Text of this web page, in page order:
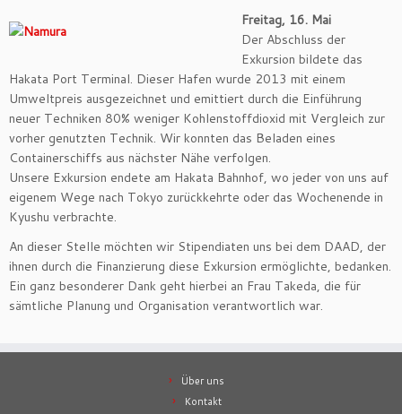
Freitag, 16. Mai
Der Abschluss der
Exkursion bildete das
Hakata Port Terminal. Dieser Hafen wurde 2013 mit einem
Umweltpreis ausgezeichnet und emittiert durch die Einführung
neuer Techniken 80% weniger Kohlenstoffdioxid mit Vergleich zur
vorher genutzten Technik. Wir konnten das Beladen eines
Containerschiffs aus nächster Nähe verfolgen.
Unsere Exkursion endete am Hakata Bahnhof, wo jeder von uns auf
eigenem Wege nach Tokyo zurückkehrte oder das Wochenende in
Kyushu verbrachte.
An dieser Stelle möchten wir Stipendiaten uns bei dem DAAD, der
ihnen durch die Finanzierung diese Exkursion ermöglichte, bedanken.
Ein ganz besonderer Dank geht hierbei an Frau Takeda, die für
sämtliche Planung und Organisation verantwortlich war.
Über uns
Kontakt